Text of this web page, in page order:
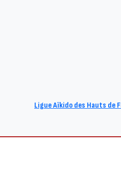
Ligue Aïkido des Hauts de